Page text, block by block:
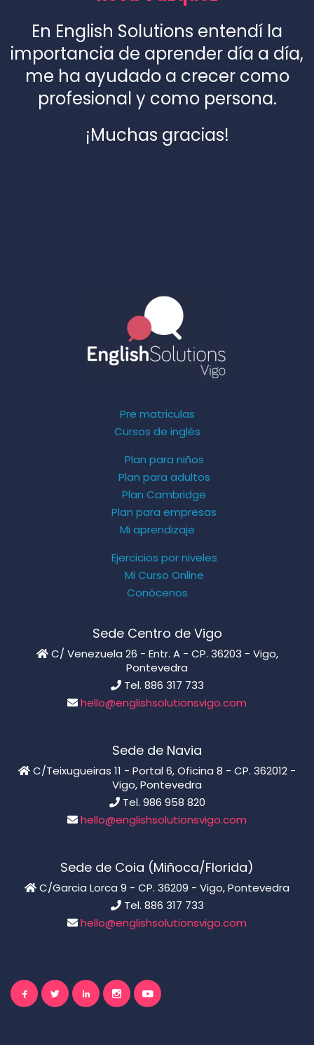
En English Solutions entendí la
importancia de aprender día a día,
me ha ayudado a crecer como
profesional y como persona.
¡Muchas gracias!
Pre matriculas
Cursos de inglés
Plan para niños
Plan para adultos
Plan Cambridge
Plan para empresas
Mi aprendizaje
Ejercicios por niveles
Mi Curso Online
Conócenos
Sede Centro de Vigo
C/ Venezuela 26 - Entr. A - CP. 36203 - Vigo,
Pontevedra
Tel. 886 317 733
hello@englishsolutionsvigo.com
Sede de Navia
C/Teixugueiras 11 - Portal 6, Oficina 8 - CP. 362012 -
Vigo, Pontevedra
Tel. 986 958 820
hello@englishsolutionsvigo.com
Sede de Coia (Miñoca/Florida)
C/Garcia Lorca 9 - CP. 36209 - Vigo, Pontevedra
Tel. 886 317 733
hello@englishsolutionsvigo.com